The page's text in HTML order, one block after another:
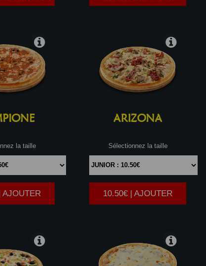
la taille
|
AJOUTER
ARIZONA
Sélectionnez la taille
|
10.50€ | AJOUTER